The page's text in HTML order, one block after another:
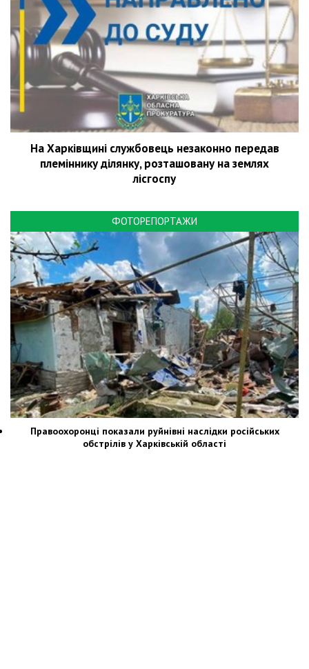
На Харківщині службовець незаконно передав
племіннику ділянку, розташовану на землях
лісгоспу
ФОТОРЕПОРТАЖИ
Правоохоронці показали руйнівні наслідки російських
обстрілів у Харківській області